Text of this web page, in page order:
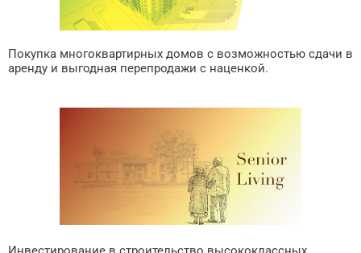
Покупка многоквартирных домов с возможностью сдачи в
аренду и выгодная перепродажи с наценкой.